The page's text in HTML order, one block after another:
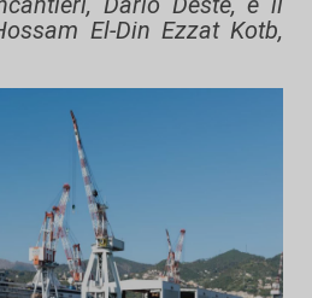
El-Din Ezzat Kotb,